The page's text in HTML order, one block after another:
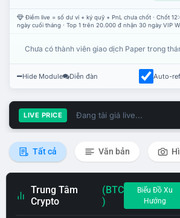
Điểm live = số dư ví + ký quỹ + PnL chưa chốt · Chốt
ngày cuối tháng · Top 1 trên 20.000 đ nhận 30 ngày VIP
Chưa có thành viên giao dịch Paper trong
Hide Module Diễn đàn Auto-
LIVE PRICE Đang tải giá live...
Tất cả Văn bản
Trung Tâm
Crypto
(BTC
)
Biểu Đồ Xu
Hướng